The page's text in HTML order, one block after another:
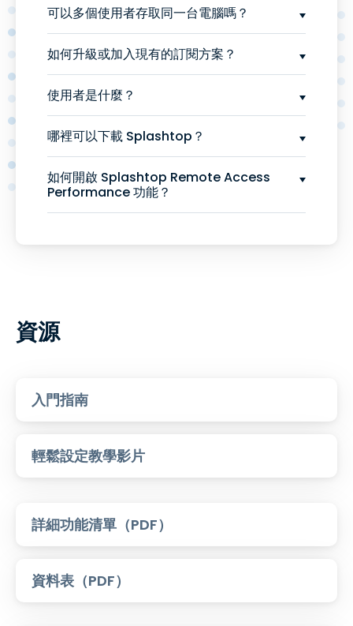
可以多個使用者存取同一台電腦嗎？
如何升級或加入現有的訂閱方案？
使用者是什麼？
哪裡可以下載 Splashtop？
如何開啟 Splashtop Remote Access
Performance 功能？
資源
入門指南
輕鬆設定教學影片
詳細功能清單（PDF）
資料表（PDF）